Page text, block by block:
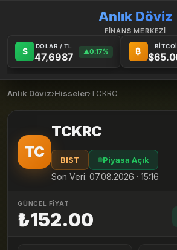
Anlık Döviz
FİNANS MERKEZİ
$ DOLAR / TL
47,6987 ▲0.17% ₿
Anlık Döviz›Hisseler›TCKRC
TC
TCKRC
BIST Piyasa Açık
Son Veri: 07.08.2026 · 15:16
GÜNCEL FİYAT
₺152.00